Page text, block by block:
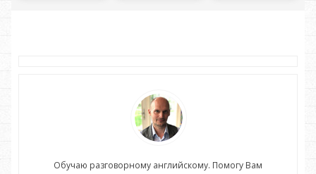
Обучаю разговорному английскому. Помогу Вам